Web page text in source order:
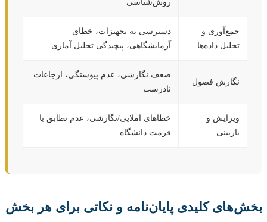
روش‌شناسی
جمع‌آوری و
تحلیل داده‌ها
دسترسی به تجهیزات، خطای
آزمایشگاهی، پیچیدگی تحلیل آماری
نگارش فصول
ضعف نگارشی، عدم پیوستگی، ارجاعات
نادرست
ویرایش و
بازبینی
خطاهای املایی/نگارشی، عدم تطابق با
فرمت دانشگاه
کلیدی پایان‌نامه و نکاتی برای هر بخش